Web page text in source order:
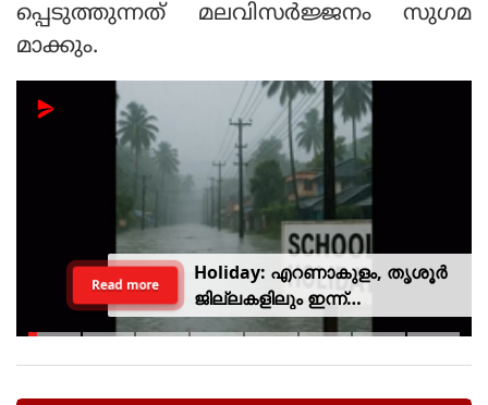
പ്പെടുത്തുന്നത് മലവിസർജ്ജനം സുഗമ
മാക്കും.
Holiday: എറണാകുളം, തൃശൂർ
ജില്ലകളിലും ഇന്ന്
അവധിയാണേ..!
Read more